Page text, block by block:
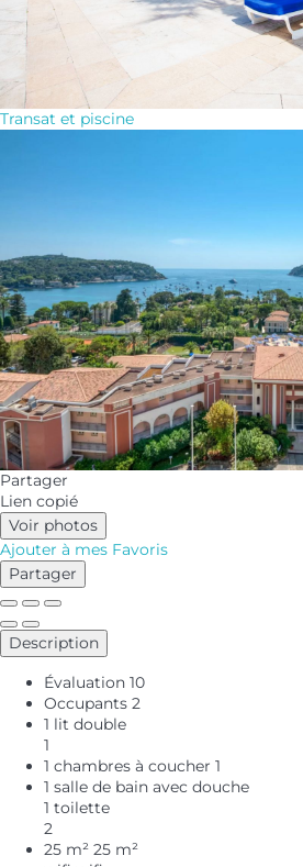
Transat et piscine
Partager
Lien copié
Voir photos
Ajouter à mes Favoris
Partager
Description
Évaluation 10
Occupants 2
1 lit double
1
1 chambres à coucher 1
1 salle de bain avec douche
1 toilette
2
25 m² 25 m²